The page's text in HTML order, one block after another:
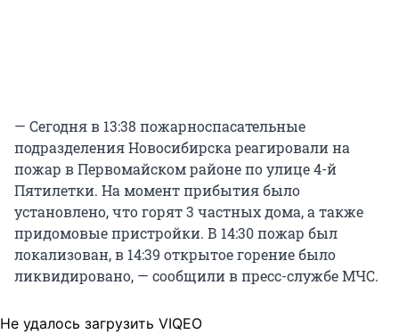
— Сегодня в 13:38 пожарноспасательные
подразделения Новосибирска реагировали на
пожар в Первомайском районе по улице 4-й
Пятилетки. На момент прибытия было
установлено, что горят 3 частных дома, а также
придомовые пристройки. В 14:30 пожар был
локализован, в 14:39 открытое горение было
ликвидировано, — сообщили в пресс-службе МЧС.
Не удалось загрузить VIQEO